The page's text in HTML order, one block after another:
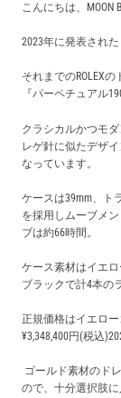
最新ニュース
ご利用ガイド
保証とメンテナ
お問い合わせ
こんにちは、MOON
2023年に発表された
それまでのROLEX
『パーペチュアル
クラシカルかつモ
レゲ針に似たデザ
なっています。
ケースは39mm、 ト
を採用しムーブメ
ブは約66時間。
ケース素材はイエ
ブラックで計4本の
正規価格はイエロ
¥3,348,400円(税込
ゴールド素材のド
ので、十分選択肢